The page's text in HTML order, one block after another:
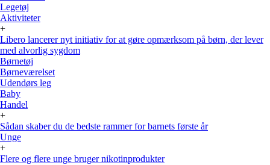
Legetøj
Aktiviteter
+
Libero lancerer nyt initiativ for at gøre opmærksom på børn, der lever
med alvorlig sygdom
Børnetøj
Børneværelset
Udendørs leg
Baby
Handel
+
Sådan skaber du de bedste rammer for barnets første år
Unge
+
Flere og flere unge bruger nikotinprodukter